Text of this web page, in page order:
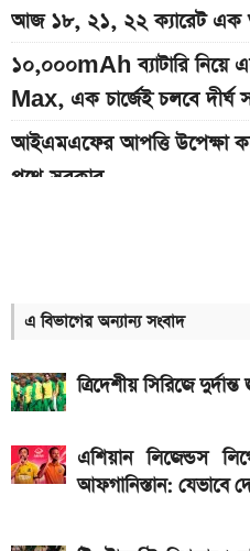
আজ ১৮, ২১, ২২ ক্যারেট এক
১০,০০০mAh ব্যাটারি
Max, এক চার্জেই চলবে দীর্ঘ
আইএমএফের আপত্তি উপেক্ষা
পথে সরকার
সরাসরি দেখবেন
২০৪০ সালে বাংলাদেশে এক
৫ আগস্ট পোশাক কারখানা খোলা
৯০ মিনিটের খেলা শেষ: রেমো
সোমবার প্রকাশ হচ্ছে এসএসসি
এ বিভাগের অন্যান্য সংবাদ
ত্রিদেশীয় সিরিজে
এশিয়ান লিজেন্ডস
আফগানিস্তান: যেভাবে